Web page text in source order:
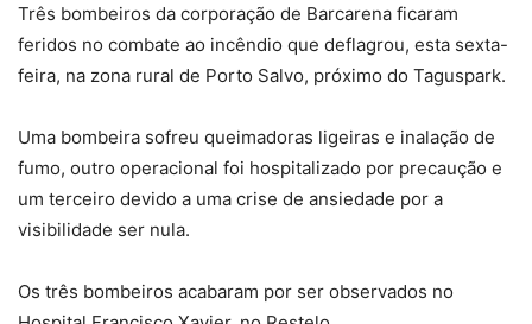
Três bombeiros da corporação de Barcarena ficaram
feridos no combate ao incêndio que deflagrou, esta sexta-
feira, na zona rural de Porto Salvo, próximo do Taguspark.
Uma bombeira sofreu queimadoras ligeiras e inalação de
fumo, outro operacional foi hospitalizado por precaução e
um terceiro devido a uma crise de ansiedade por a
visibilidade ser nula.
Os três bombeiros acabaram por ser observados no